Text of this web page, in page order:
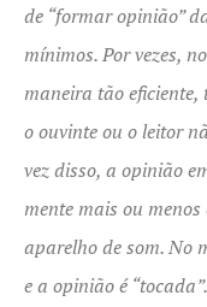
de “formar opinião”
mínimos. Por vezes,
maneira tão eficiente,
o ouvinte ou o leitor
vez disso, a opinião
mente mais ou
aparelho de som. No
e a opinião é